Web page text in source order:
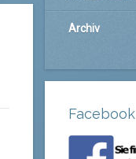
Archiv
Facebook